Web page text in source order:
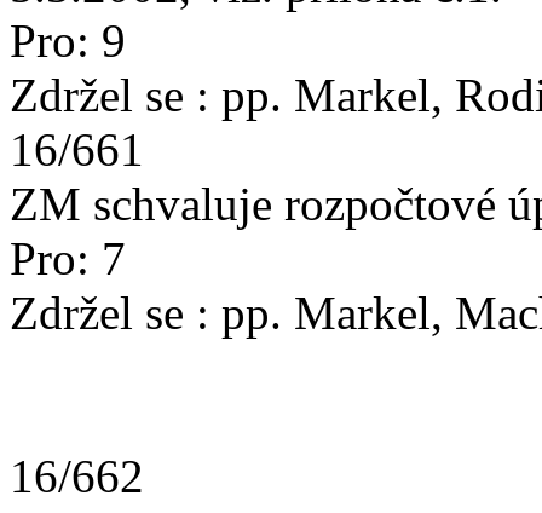
Pro: 9
Zdržel se : pp. Markel,
16/661
ZM schvaluje rozpočtové
Pro: 7
Zdržel se : pp. Markel,
16/662